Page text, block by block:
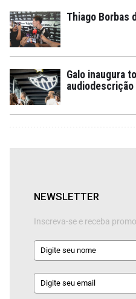
Thiago Borbas
Galo inaugura
audiodescrição
NEWSLETTER
Inscreva-se e receba